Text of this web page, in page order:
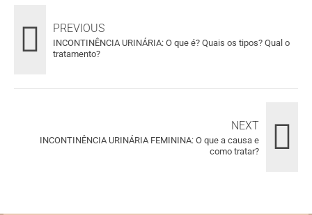
PREVIOUS
INCONTINÊNCIA URINÁRIA: O que é? Quais os tipos? Qual o
tratamento?
NEXT
INCONTINÊNCIA URINÁRIA FEMININA: O que a causa e
como tratar?